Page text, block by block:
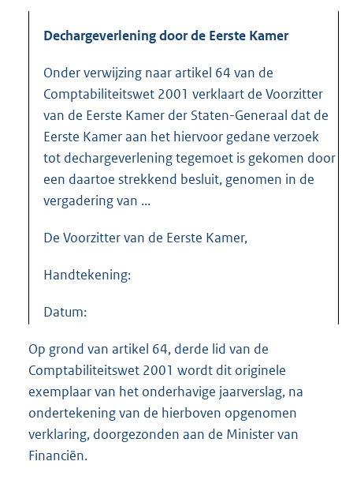
Dechargeverlening door de Eerste Kamer
Onder verwijzing naar artikel 64 van de
Comptabiliteitswet 2001 verklaart de Voorzitter
van de Eerste Kamer der Staten-Generaal dat de
Eerste Kamer aan het hiervoor gedane verzoek
tot dechargeverlening tegemoet is gekomen door
een daartoe strekkend besluit, genomen in de
vergadering van ...
De Voorzitter van de Eerste Kamer,
Handtekening:
Datum:
Op grond van artikel 64, derde lid van de
Comptabiliteitswet 2001 wordt dit originele
exemplaar van het onderhavige jaarverslag, na
ondertekening van de hierboven opgenomen
verklaring, doorgezonden aan de Minister van
Financiën.